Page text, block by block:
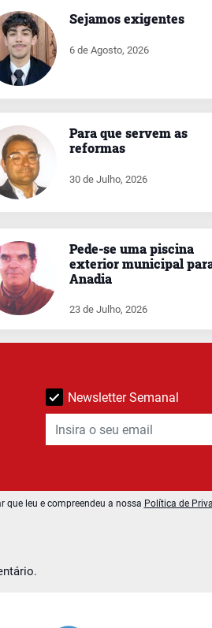
Sejamos exigentes
6 de Agosto, 2026
Para que servem as
reformas
30 de Julho, 2026
Pede-se uma piscina
exterior municipal
Anadia
23 de Julho, 2026
Newsletter Semanal
que leu e compreendeu a nossa Política de